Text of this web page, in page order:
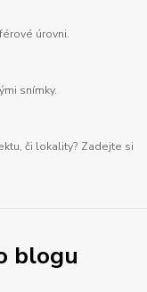
úrovni.
snímky.
či lokality? Zadejte si
blogu